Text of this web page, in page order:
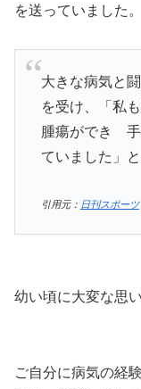
を送っていました。
大きな病気と
を受け、「私
腫瘍ができ 手
ていました」
引用元： 日刊スポーツ
幼い頃に大変な思
ご自分に病気の経